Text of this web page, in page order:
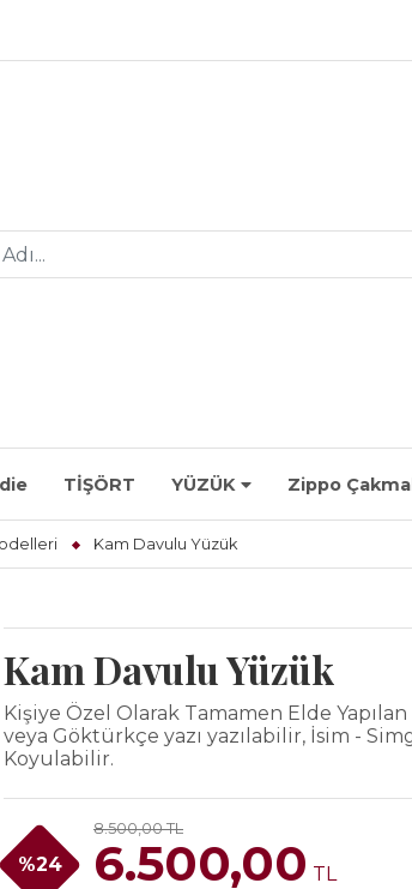
TİŞÖRT YÜZÜK Zippo
Kam Davulu Yüzük
Kam Davulu Yüzük
Kişiye Özel Olarak Tamamen Elde
veya Göktürkçe yazı yazılabilir, İsim -
Koyulabilir.
%24
8.500,00 TL
6.500,00 TL